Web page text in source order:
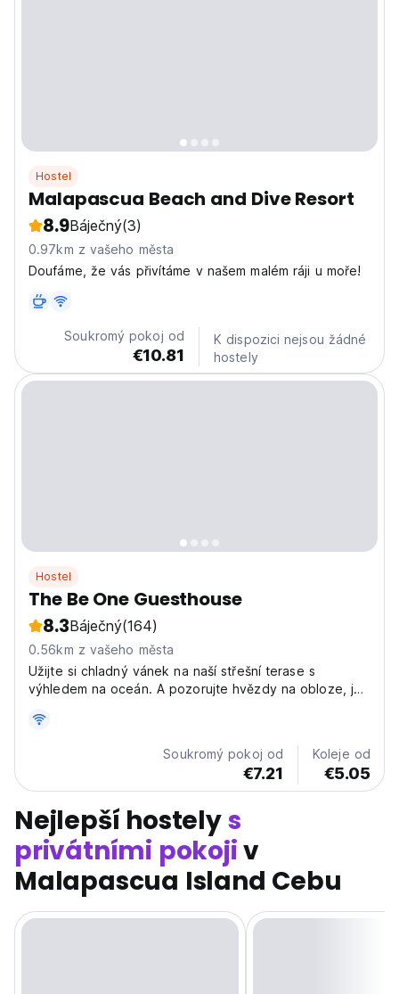
Hostel
Malapascua Beach and Dive Resort
8.9Báječný(3)
0.97km z vašeho města
Doufáme, že vás přivítáme v našem malém ráji u moře!
Soukromý pokoj od
€10.81
K dispozici nejsou žádné
hostely
Hostel
The Be One Guesthouse
8.3Báječný(164)
0.56km z vašeho města
Užijte si chladný vánek na naší střešní terase s
výhledem na oceán. A pozorujte hvězdy na obloze, jak
Soukromý pokoj od
€7.21
Koleje od
€5.05
Nejlepší hostelys
privátními pokojiv
Malapascua Island Cebu